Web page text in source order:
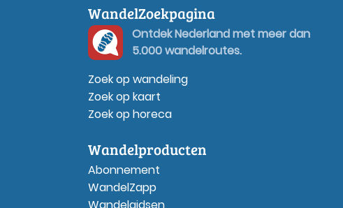
WandelZoekpagina
Ontdek Nederland met meer dan
5.000 wandelroutes.
Zoek op wandeling
Zoek op kaart
Zoek op horeca
Wandelproducten
Abonnement
WandelZapp
Wandelgidsen